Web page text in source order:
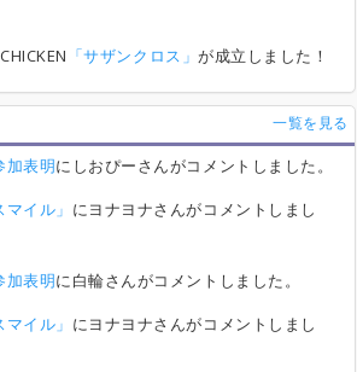
「サザンクロス」が成立しました！
一覧を見る
加表明にしおぴーさんがコメントしました。
マイル」 にヨナヨナさんがコメントしまし
加表明に白輪さんがコメントしました。
マイル」 にヨナヨナさんがコメントしまし